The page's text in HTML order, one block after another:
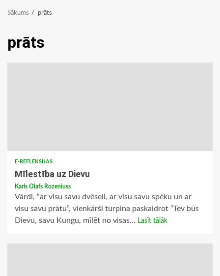
Sākums prāts
prāts
E-REFLEKSIJAS
Mīlestība uz Dievu
Karls Olafs Rozeniuss
Vārdi, “ar visu savu dvēseli, ar visu savu spēku un ar
visu savu prātu”, vienkārši turpina paskaidrot “Tev būs
Dievu, savu Kungu, mīlēt no visas... Lasīt tālāk